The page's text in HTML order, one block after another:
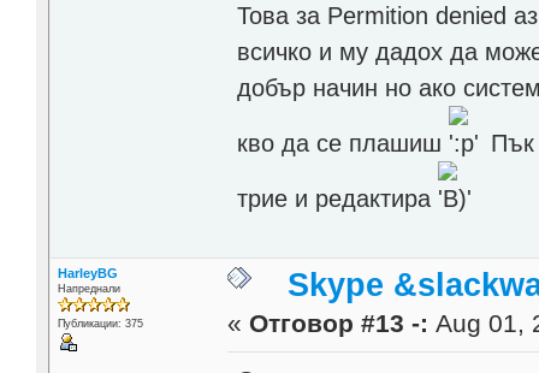
Това за Permition denied
всичко и му дадох да
добър начин но ако
кво да се плашиш Пък
трие и редактира
HarleyBG
Напреднали
Публикации: 375
Skype
« Отговор #13 -: Aug 01,